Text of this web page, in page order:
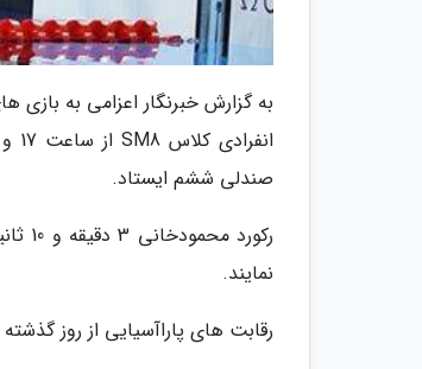
صندلی ششم ایستاد.
نمایند.
رقابت های پاراآسیایی از روز گذشته شروع شد و تا روز 23 مهرماه در